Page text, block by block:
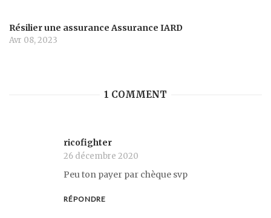
Résilier une assurance Assurance IARD
Avr 08, 2023
1 COMMENT
ricofighter
26 décembre 2020
Peu ton payer par chèque svp
RÉPONDRE